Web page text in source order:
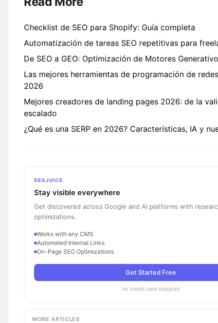
Checklist de SEO para Shopify: Guía completa
Automatización de tareas SEO repetitivas para
De SEO a GEO: Optimización de Motores
Las mejores herramientas de programación de
2026
Mejores creadores de landing pages 2026: de la
escalado
¿Qué es una SERP en 2026? Características, IA y
SEOJUICE
Stay visible everywhere
Get discovered across Google and AI platforms with
optimizations.
Works with any CMS
Automated Internal Links
On-Page SEO Optimizations
Get Started Free
no credit card required
MORE ARTICLES